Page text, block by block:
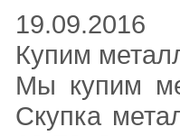
19.09.2016
Купим
Мы купим
Скупка